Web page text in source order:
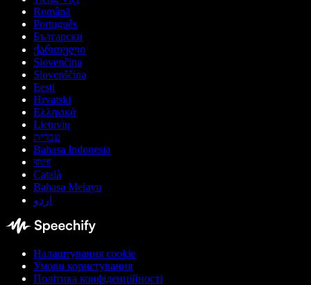
Română
Português
Български
ქართული
Slovenčina
Slovenščina
Eesti
Hrvatski
Ελληνικά
Lietuvių
עברית
Bahasa Indonesia
বাংলা
Català
Bahasa Melayu
اردو
Налаштування cookie
Умови користування
Політика конфіденційності